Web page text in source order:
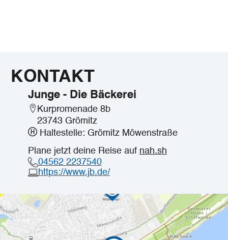
KONTAKT
Junge - Die Bäckerei
Kurpromenade 8b
23743 Grömitz
Haltestelle: Grömitz Möwenstraße
Plane jetzt deine Reise auf nah.sh
04562 2237540
https://www.jb.de/